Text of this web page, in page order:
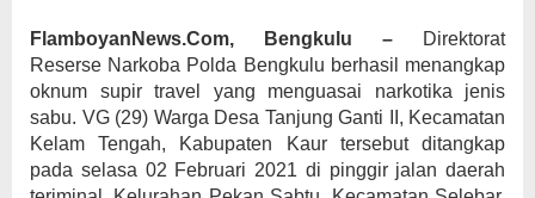
FlamboyanNews.Com, Bengkulu –
Direktorat
Reserse Narkoba Polda Bengkulu berhasil menangkap
oknum supir travel yang menguasai narkotika jenis
sabu. VG (29) Warga Desa Tanjung Ganti II, Kecamatan
Kelam Tengah, Kabupaten Kaur tersebut ditangkap
pada selasa 02 Februari 2021 di pinggir jalan daerah